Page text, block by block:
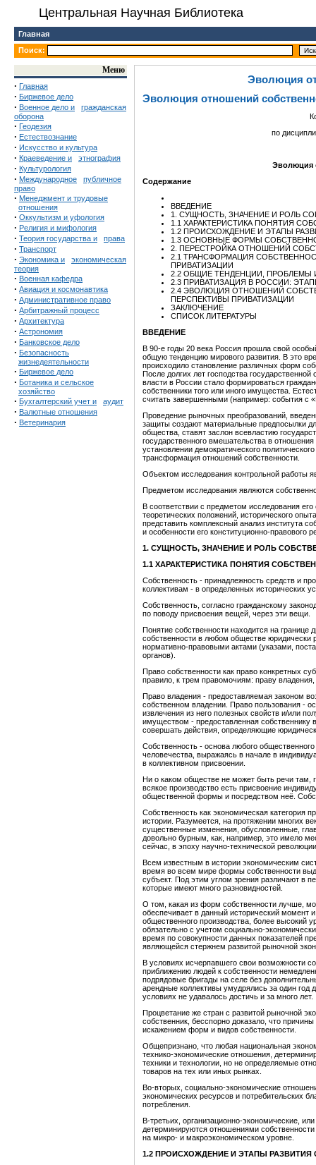
Центральная Научная Библиотека
Главная
Поиск:
Меню
· Главная
· Биржевое дело
· Военное дело и
гражданская
оборона
· Геодезия
· Естествознание
· Искусство и культура
· Краеведение и этнография
· Культурология
· Международное
публичное
право
· Менеджмент и трудовые
отношения
· Оккультизм и уфология
· Религия и мифология
· Теория государства и права
· Транспорт
· Экономика и
экономическая
теория
· Военная кафедра
· Авиация и космонавтика
· Административное право
· Арбитражный процесс
· Архитектура
· Астрономия
· Банковское дело
· Безопасность
жизнедеятельности
· Биржевое дело
· Ботаника и сельское
хозяйство
· Бухгалтерский учет и аудит
· Валютные отношения
· Ветеринария
Эволюция
Эволюция отношений
по
Эволюция
Содержание
ВВЕДЕНИЕ
1. СУЩНОСТЬ, ЗНАЧЕНИЕ И РОЛЬ
1.1 ХАРАКТЕРИСТИКА ПОНЯТИЯ
1.2 ПРОИСХОЖДЕНИЕ И ЭТАПЫ
1.3 ОСНОВНЫЕ ФОРМЫ
2. ПЕРЕСТРОЙКА ОТНОШЕНИЙ
2.1 ТРАНСФОРМАЦИЯ
ПРИВАТИЗАЦИИ
2.2 ОБЩИЕ ТЕНДЕНЦИИ, ПРОБЛЕМЫ
2.3 ПРИВАТИЗАЦИЯ В РОССИИ:
2.4 ЭВОЛЮЦИЯ ОТНОШЕНИЙ
ПЕРСПЕКТИВЫ ПРИВАТИЗАЦИИ
ЗАКЛЮЧЕНИЕ
СПИСОК ЛИТЕРАТУРЫ
ВВЕДЕНИЕ
В 90-е годы 20 века Россия прошла свой
общую тенденцию мирового развития. В это
происходило становление различных форм
После долгих лет господства
власти в России стало формироваться
собственники того или иного имущества.
считать завершенными (например: события с
Проведение рыночных преобразований,
защиты создают материальные предпосылки
общества, ставят заслон всевластию
государственного вмешательства в
установлении демократического
трансформация отношений собственности.
Объектом исследования контрольной работы
Предметом исследования являются
В соответствии с предметом исследования
теоретических положений, исторического
представить комплексный анализ института
и особенности его конституционно-правового
1. СУЩНОСТЬ, ЗНАЧЕНИЕ И РОЛЬ
1.1 ХАРАКТЕРИСТИКА ПОНЯТИЯ
Собственность - принадлежность средств и
коллективам - в определенных исторических
Собственность, согласно гражданскому
по поводу присвоения вещей, через эти вещи.
Понятие собственности находится на
собственности в любом обществе юридически
нормативно-правовыми актами (указами,
органов).
Право собственности как право конкретных
правило, к трем правомочиям: праву
Право владения - предоставляемая законом
собственном владении. Право пользования -
извлечения из него полезных свойств и/или
имуществом - предоставленная собственнику
совершать действия, определяющие
Собственность - основа любого
человечества, выражаясь в начале в
в коллективном присвоении.
Ни о каком обществе не может быть речи там,
всякое производство есть присвоение
общественной формы и посредством неё.
Собственность как экономическая категория
истории. Разумеется, на протяжении многих
существенные изменения, обусловленные,
довольно бурным, как, например, это имело
сейчас, в эпоху научно-технической
Всем известным в истории экономическим
время во всем мире формы собственности
субъект. Под этим углом зрения различают в
которые имеют много разновидностей.
О том, какая из форм собственности лучше,
обеспечивает в данный исторический момент
общественного производства, более высокий
обязательно с учетом социально-
время по совокупности данных показателей
являющейся стержнем развитой рыночной
В условиях исчерпавшего свои возможности
приближению людей к собственности
подрядовые бригады на селе без
арендные коллективы умудрялись за один год
условиях не удавалось достичь и за много лет.
Процветание же стран с развитой рыночной
собственник, бесспорно доказало, что
искажением форм и видов собственности.
Общепризнано, что любая национальная
технико-экономические отношения,
техники и технологии, но не определяемые
товаров на тех или иных рынках.
Во-вторых, социально-экономические
экономических ресурсов и потребительских
потребления.
В-третьих, организационно-экономические,
детерминируются отношениями
на микро- и макроэкономическом уровне.
1.2 ПРОИСХОЖДЕНИЕ И ЭТАПЫ